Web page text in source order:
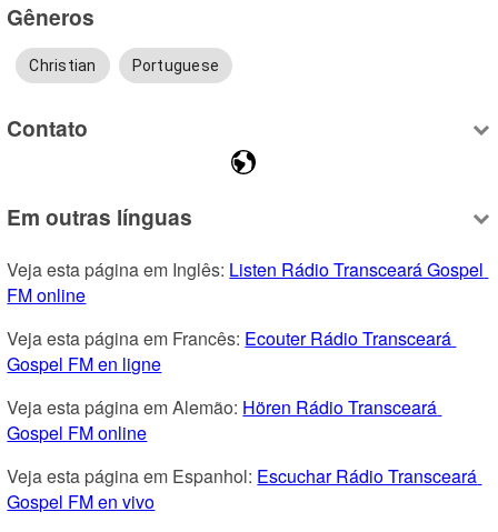
Gêneros
Christian Portuguese
Contato
Em outras línguas
Veja esta página em Inglês: Listen Rádio Transceará Gospel
FM online
Veja esta página em Francês: Ecouter Rádio Transceará
Gospel FM en ligne
Veja esta página em Alemão: Hören Rádio Transceará
Gospel FM online
Veja esta página em Espanhol: Escuchar Rádio Transceará
Gospel FM en vivo